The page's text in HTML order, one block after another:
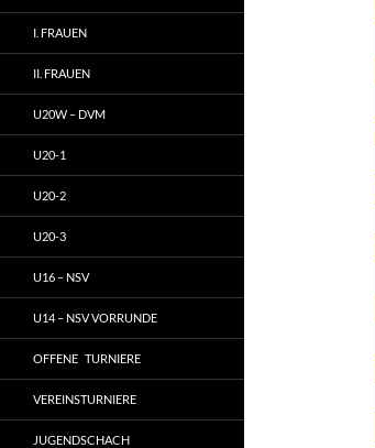
I. FRAUEN
II. FRAUEN
U20W – DVM
U20-1
U20-2
U20-3
U16 – NSV
U14 – NSV VORRUNDE
OFFENE TURNIERE
VEREINSTURNIERE
JUGENDSCHACH